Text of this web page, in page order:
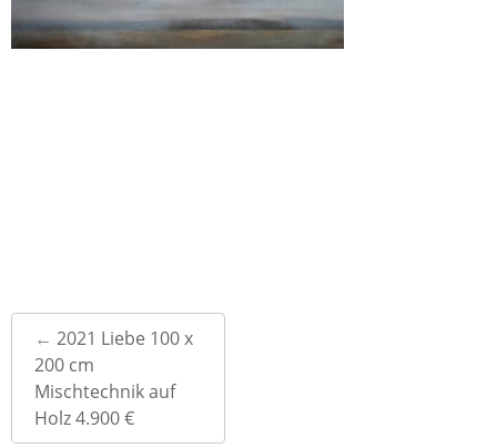
Post
navigation
← 2021 Liebe 100 x
200 cm
Mischtechnik auf
Holz 4.900 €